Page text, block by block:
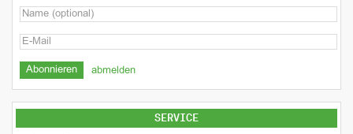
abmelden
SERVICE